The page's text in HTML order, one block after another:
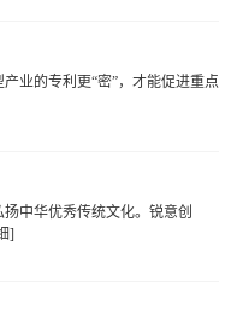
业的专利更“密”，才能促进重点
中华优秀传统文化。锐意创
]